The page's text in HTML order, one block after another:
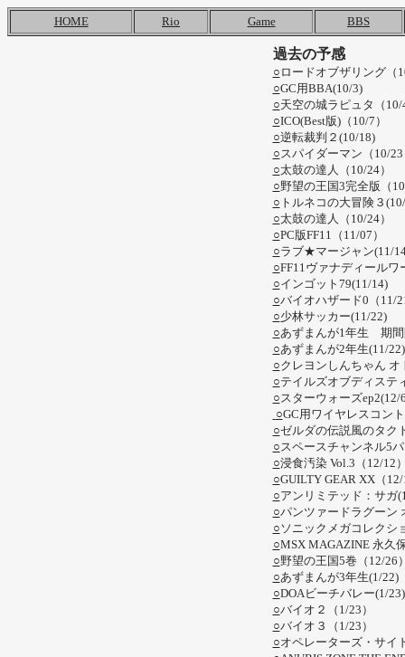
HOME Rio Game BBS
過去の予感
○ ロードオブザリング（
○GC用BBA(10/3)
○天空の城ラピュタ（10/
○ICO(Best版)（10/7）
○逆転裁判２(10/18)
○スパイダーマン（10/23
○太鼓の達人（10/24）
○野望の王国3完全版（
○ トルネコの大冒険３
○太鼓の達人（10/24）
○PC版FF11（11/07）
○ラブ★マージャン(11/
○FF11ヴァナディールワ
○インゴット79(11/14)
○バイオハザード0（11/
○少林サッカー(11/22)
○あずまんが1年生 期間
○あずまんが2年生(11/22)
○クレヨンしんちゃん
○テイルズオブディステ
○スターウォーズep2(12/
○GC用ワイヤレスコン
○ゼルダの伝説風のタク
○スペースチャンネル5
○浸食汚染 Vol.3（12/12
○GUILTY GEAR XX（
○アンリミテッド：サガ
○パンツァードラグーン
○ ソニックメガコレクシ
○MSX MAGAZINE 永久
○野望の王国5巻（12/26
○あずまんが3年生(1/22)
○DOAビーチバレー(1/23)
○バイオ２（1/23）
○バイオ３（1/23）
○オペレーターズ・サイ